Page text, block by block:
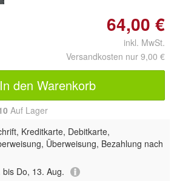
64,00 €
inkl. MwSt.
Versandkosten nur 9,00 €
In den Warenkorb
Auf Lager
Kreditkarte, Debitkarte,
Überweisung, Bezahlung nach
bis Do, 13. Aug.